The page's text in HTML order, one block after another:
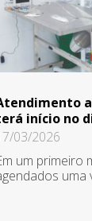
início no
03/2026
um primeiro
uma